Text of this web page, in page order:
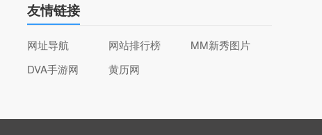
友情链接
网址导航 网站排行榜
MM新秀图片
DVA手游网
黄历网